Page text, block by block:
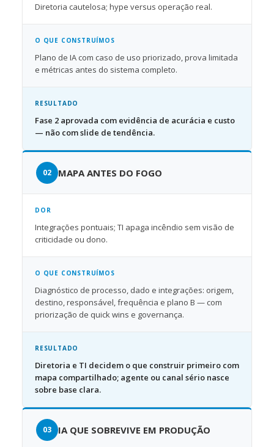
Diretoria cautelosa; hype versus operação real.
O QUE CONSTRUÍMOS
Plano de IA com caso de uso priorizado, prova limitada
e métricas antes do sistema completo.
RESULTADO
Fase 2 aprovada com evidência de acurácia e custo
— não com slide de tendência.
MAPA ANTES DO FOGO
DOR
Integrações pontuais; TI apaga incêndio sem visão de
criticidade ou dono.
O QUE CONSTRUÍMOS
Diagnóstico de processo, dado e integrações: origem,
destino, responsável, frequência e plano B — com
priorização de quick wins e governança.
RESULTADO
Diretoria e TI decidem o que construir primeiro com
mapa compartilhado; agente ou canal sério nasce
sobre base clara.
IA QUE SOBREVIVE EM PRODUÇÃO